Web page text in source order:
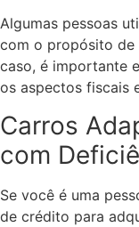
Algumas pessoas
com o propósito de
caso, é importante
os aspectos fiscais
Carros
com
Se você é uma
de crédito para